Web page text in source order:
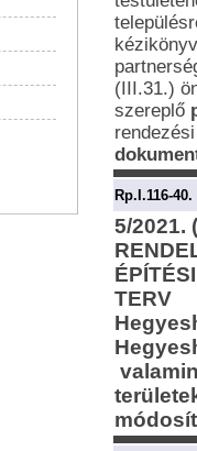
(III.31.)
szereplő
Rp.I.116-
5/2021.
TERV